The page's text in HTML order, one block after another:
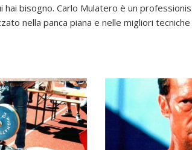
hai bisogno. Carlo Mulatero è un
nella panca piana e nelle migliori